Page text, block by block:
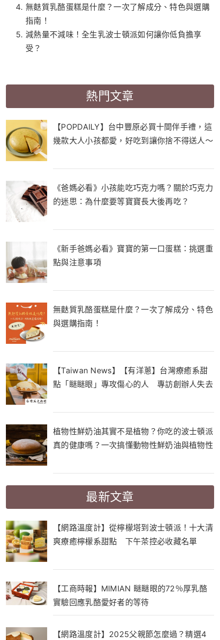
無麩質乳酪蛋糕是什麼？一次了解成分、特色與選購
指南！
減熱量不減味！全生乳波士頓派如何讓你低負擔享
受？
熱門文章
【POPDAILY】台中豐原必買十間伴手禮，這
幾款大人小孩都愛，好吃到讓你捨不得送人～
《爸媽必看》小孩能吃巧克力嗎？關於巧克力
的迷思：為什麼要等寶寶長大後再吃？
《新手爸媽必看》寶寶的第一口蛋糕：挑選重
點與注意事項
無麩質乳酪蛋糕是什麼？一次了解成分、特色
與選購指南！
【Taiwan News】【有洋蔥】台灣療癒系甜
點「瞇瞇眼」專攻傷心的人 專訪創辦人失去
植物性鮮奶油其實不是植物？你吃的波士頓派
真的健康嗎？一次搞懂動物性鮮奶油與植物性
最新文章
【網路溫度計】從檸檬塔到波士頓派！十大清
爽療癒檸檬系甜點 下午茶控必收藏名單
【工商時報】MIMIAN 瞇瞇眼的72％厚乳酪
實驗回應乳酪愛好者的等待
【網路溫度計】2025父親節怎麼過？精選4